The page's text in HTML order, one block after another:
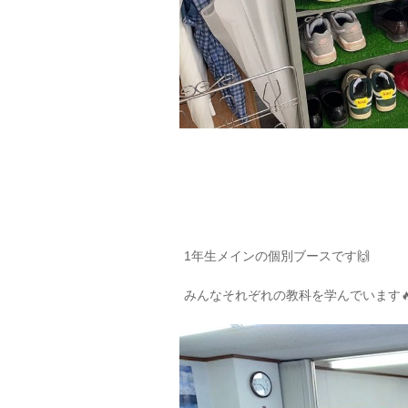
1年生メインの個別ブースです🙌
みんなそれぞれの教科を学んでいます